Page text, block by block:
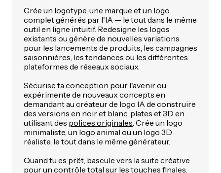
Crée un logotype, une marque et un logo
complet générés par l'IA — le tout dans le même
outil en ligne intuitif. Redesigne les logos
existants ou génère de nouvelles variations
pour les lancements de produits, les campagnes
saisonnières, les tendances ou les différentes
plateformes de réseaux sociaux.
Sécurise ta conception pour l'avenir ou
expérimente de nouveaux concepts en
demandant au créateur de logo IA de construire
des versions en noir et blanc, plates et 3D en
utilisant des polices originales . Crée un logo
minimaliste, un logo animal ou un logo 3D
réaliste, le tout dans le même générateur.
Quand tu es prêt, bascule vers la suite créative
pour un contrôle total sur les touches finales.